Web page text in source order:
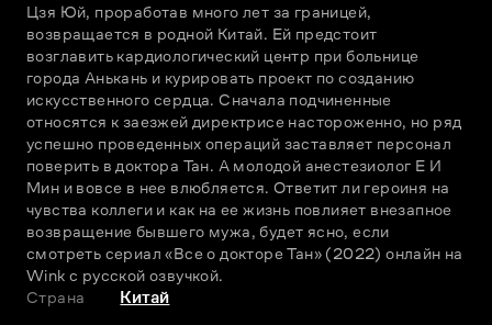
Цзя Юй, проработав много лет за границей,
возвращается в родной Китай. Ей предстоит
возглавить кардиологический центр при больнице
города Анькань и курировать проект по созданию
искусственного сердца. Сначала подчиненные
относятся к заезжей директрисе настороженно, но ряд
успешно проведенных операций заставляет персонал
поверить в доктора Тан. А молодой анестезиолог Е И
Мин и вовсе в нее влюбляется. Ответит ли героиня на
чувства коллеги и как на ее жизнь повлияет внезапное
возвращение бывшего мужа, будет ясно, если
смотреть сериал «Все о докторе Тан» (2022) онлайн на
Wink с русской озвучкой.
Страна
Китай